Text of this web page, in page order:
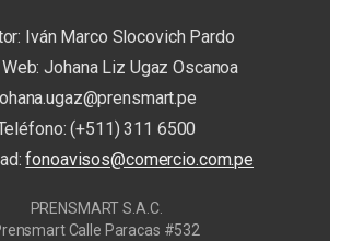
Iván Marco Slocovich Pardo
Web: Johana Liz Ugaz Oscanoa
(+511) 311 6500
fonoavisos@comercio.com.pe
PRENSMART S.A.C.
Calle Paracas #532